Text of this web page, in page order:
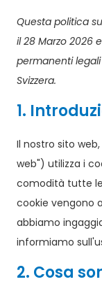
Questa politica
il 28 Marzo 2026
permanenti
Svizzera.
1.
Il nostro sito web,
web") utilizza i
comodità tutte
cookie vengono
abbiamo
informiamo
2. Cosa